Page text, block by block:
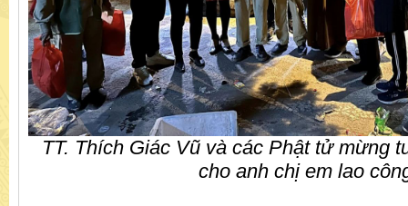
TT. Thích Giác Vũ và các Phật tử mừng
cho anh chị em lao